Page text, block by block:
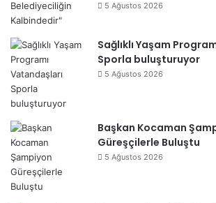
5 Ağustos 2026
Sağlıklı Yaşam
Sporla buluşturuyor
5 Ağustos 2026
Başkan Kocaman
Güreşçilerle Buluştu
5 Ağustos 2026